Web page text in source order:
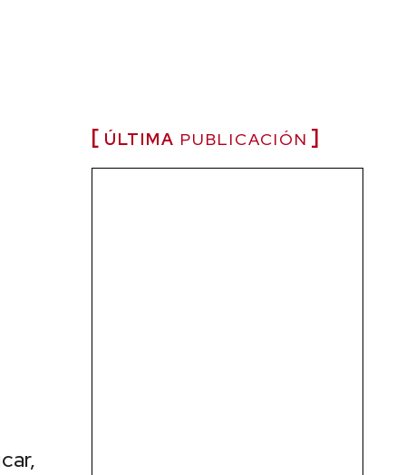
ÚLTIMA PUBLICACIÓN